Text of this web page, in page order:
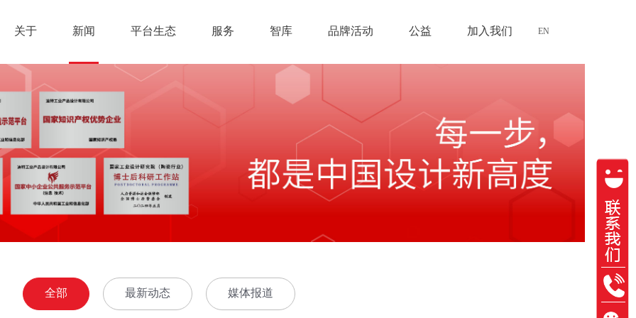
关于 新闻 平台生态 服务 智库 品牌活动 公益 加入我们 EN
全部 最新动态 媒体报道